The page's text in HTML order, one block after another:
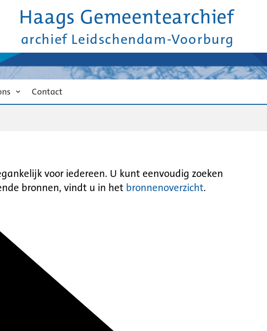
Haags Gemeentearchief
archief Leidschendam-Voorburg
Contact
voor iedereen. U kunt eenvoudig zoeken
bronnen, vindt u in het bronnenoverzicht.